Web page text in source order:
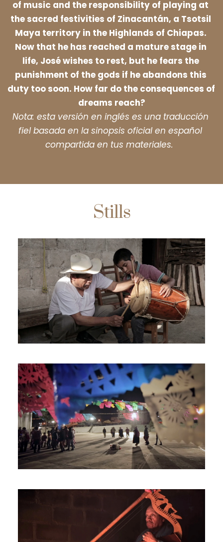
of music and the responsibility of playing at
the sacred festivities of Zinacantán, a Tsotsil
Maya territory in the Highlands of Chiapas.
Now that he has reached a mature stage in
life, José wishes to rest, but he fears the
punishment of the gods if he abandons this
duty too soon. How far do the consequences of
dreams reach?
Nota: esta versión en inglés es una traducción
fiel basada en la sinopsis oficial en español
compartida en tus materiales.
Stills